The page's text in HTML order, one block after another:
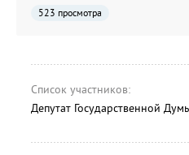
523 просмотра
Список участников:
Депутат Государственной